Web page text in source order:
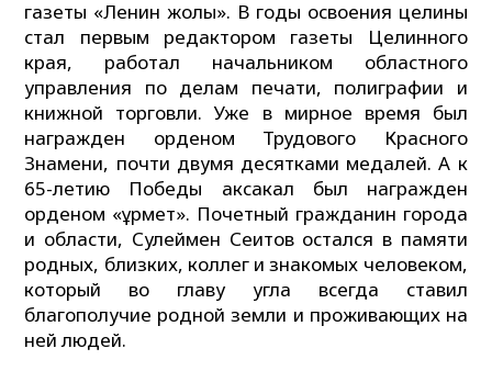
газеты «Ленин жолы». В годы освоения целины
стал первым редактором газеты Целинного
края, работал начальником областного
управления по делам печати, полиграфии и
книжной торговли. Уже в мирное время был
награжден орденом Трудового Красного
Знамени, почти двумя десятками медалей. А к
65-летию Победы аксакал был награжден
орденом «Құрмет». Почетный гражданин города
и области, Сулеймен Сеитов остался в памяти
родных, близких, коллег и знакомых человеком,
который во главу угла всегда ставил
благополучие родной земли и проживающих на
ней людей.